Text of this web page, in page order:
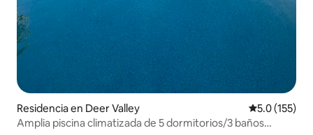
Residencia en Deer Valley Calificación
5.0 (155)
Amplia piscina climatizada de 5 dormitorios/3 baños